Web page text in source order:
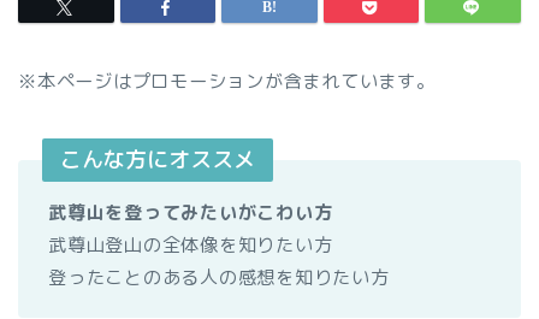
※本ページはプロモーションが含まれています。
こんな方にオススメ
武尊山を登ってみたいがこわい方
武尊山登山の全体像を知りたい方
登ったことのある人の感想を知りたい方